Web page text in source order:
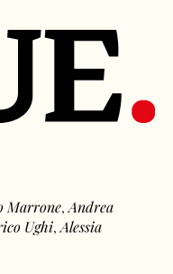
Marrone,Andrea
Ughi,Alessia